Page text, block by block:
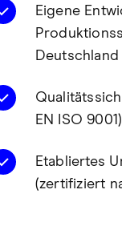
Eigene
Deutschland
EN ISO 9001)
Etabliertes
(zertifiziert